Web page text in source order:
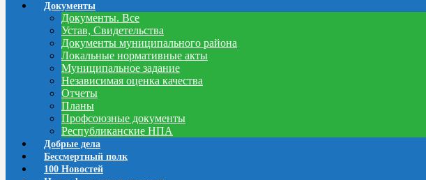
Документы
Документы. Все
Устав, Свидетельства
Документы муниципального района
Локальные нормативные акты
Муниципальное задание
Независимая оценка качества
Отчеты
Планы
Профсоюзные документы
Республиканские НПА
Добрые дела
Бессмертный полк
100 Новостей